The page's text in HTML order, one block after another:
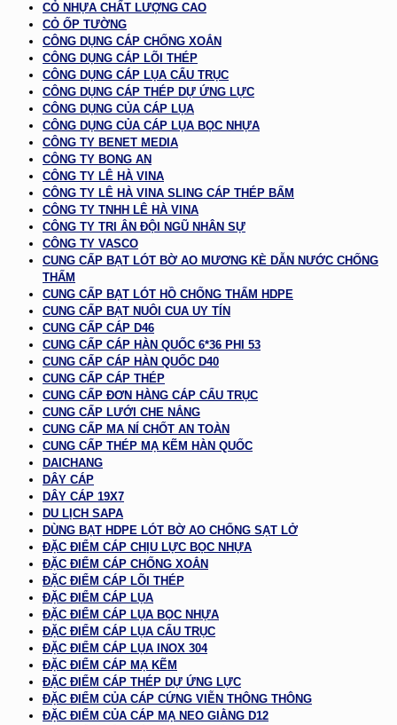
CỎ NHỰA CHẤT LƯỢNG CAO
CỎ ỐP TƯỜNG
CÔNG DỤNG CÁP CHỐNG XOẮN
CÔNG DỤNG CÁP LÕI THÉP
CÔNG DỤNG CÁP LỤA CẨU TRỤC
CÔNG DỤNG CÁP THÉP DỰ ỨNG LỰC
CÔNG DỤNG CỦA CÁP LỤA
CÔNG DỤNG CỦA CÁP LỤA BỌC NHỰA
CÔNG TY BENET MEDIA
CÔNG TY BONG AN
CÔNG TY LÊ HÀ VINA
CÔNG TY LÊ HÀ VINA SLING CÁP THÉP BẤM
CÔNG TY TNHH LÊ HÀ VINA
CÔNG TY TRI ÂN ĐỘI NGŨ NHÂN SỰ
CÔNG TY VASCO
CUNG CẤP BẠT LÓT BỜ AO MƯƠNG KÈ DẪN NƯỚC CHỐNG
THẤM
CUNG CẤP BẠT LÓT HỒ CHỐNG THẤM HDPE
CUNG CẤP BẠT NUÔI CUA UY TÍN
CUNG CẤP CÁP D46
CUNG CẤP CÁP HÀN QUỐC 6*36 PHI 53
CUNG CẤP CÁP HÀN QUỐC D40
CUNG CẤP CÁP THÉP
CUNG CẤP ĐƠN HÀNG CÁP CẨU TRỤC
CUNG CẤP LƯỚI CHE NẮNG
CUNG CẤP MA NÍ CHỐT AN TOÀN
CUNG CẤP THÉP MẠ KẼM HÀN QUỐC
DAICHANG
DÂY CÁP
DÂY CÁP 19X7
DU LỊCH SAPA
DÙNG BẠT HDPE LÓT BỜ AO CHỐNG SẠT LỞ
ĐẶC ĐIỂM CÁP CHỊU LỰC BỌC NHỰA
ĐẶC ĐIỂM CÁP CHỐNG XOẮN
ĐẶC ĐIỂM CÁP LÕI THÉP
ĐẶC ĐIỂM CÁP LỤA
ĐẶC ĐIỂM CÁP LỤA BỌC NHỰA
ĐẶC ĐIỂM CÁP LỤA CẨU TRỤC
ĐẶC ĐIỂM CÁP LỤA INOX 304
ĐẶC ĐIỂM CÁP MẠ KẼM
ĐẶC ĐIỂM CÁP THÉP DỰ ỨNG LỰC
ĐẶC ĐIỂM CỦA CÁP CỨNG VIỄN THÔNG THÔNG
ĐẶC ĐIỂM CỦA CÁP MẠ NEO GIẰNG D12